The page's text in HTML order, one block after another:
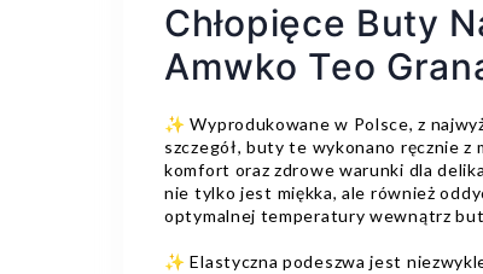
Chłopięce Buty
Amwko Teo
✨ Wyprodukowane w Polsce, z
szczegół, buty te wykonano ręcznie z
komfort oraz zdrowe warunki dla
nie tylko jest miękka, ale również
optymalnej temperatury wewnątrz
✨ Elastyczna podeszwa jest